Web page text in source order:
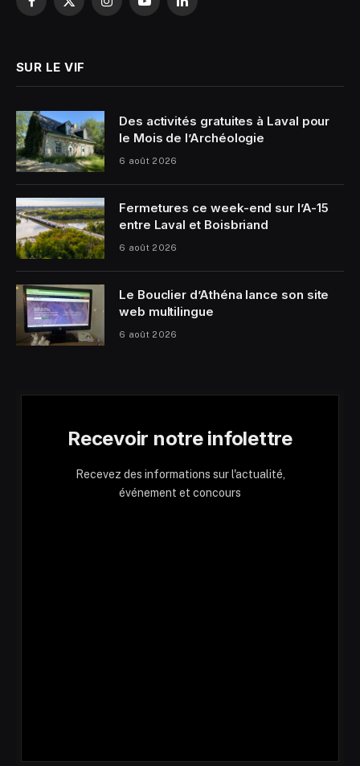
Facebook
X
InstagramYouTubeLinkedIn
SUR LE VIF
Des activités gratuites à Laval pour
le Mois de l’Archéologie
6 août 2026
Fermetures ce week-end sur l’A-15
entre Laval et Boisbriand
6 août 2026
Le Bouclier d’Athéna lance son site
web multilingue
6 août 2026
Recevoir notre infolettre
Recevez des informations sur l'actualité,
événement et concours